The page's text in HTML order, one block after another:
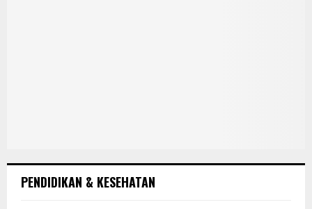
PENDIDIKAN & KESEHATAN